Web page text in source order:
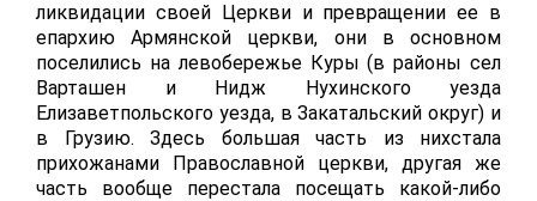
ликвидации своей Церкви и превращении ее в
епархию Армянской церкви, они в основном
поселились на левобережье Куры (в районы сел
Варташен и Нидж Нухинского уезда
Елизаветпольского уезда, в Закатальский округ) и
в Грузию. Здесь большая часть из ниxстала
прихожанами Православной церкви, другая же
часть вообще перестала посещать какой-либо